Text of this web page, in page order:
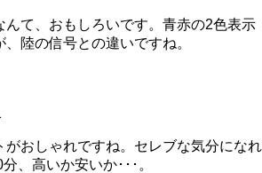
んて、おもしろいです。青赤の2色表示
陸の信号との違いですね。
がおしゃれですね。セレブな気分になれ
、高いか安いか･･･。